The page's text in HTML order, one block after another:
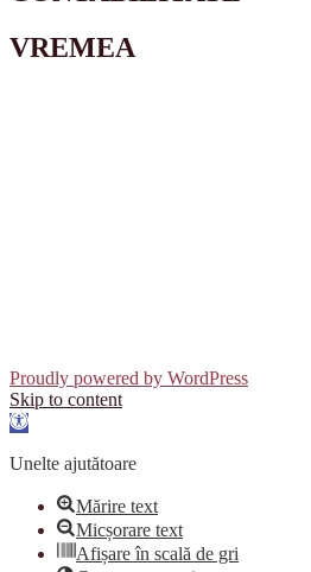
VREMEA
Proudly powered by WordPress
Skip to content
Open
Unelte ajutătoare
Mărire text
Micșorare text
Afișare în scală de gri